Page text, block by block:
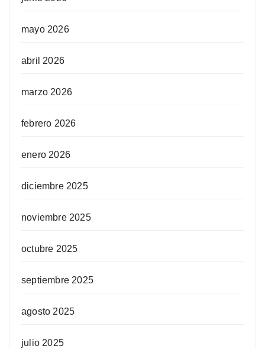
mayo 2026
abril 2026
marzo 2026
febrero 2026
enero 2026
diciembre 2025
noviembre 2025
octubre 2025
septiembre 2025
agosto 2025
julio 2025